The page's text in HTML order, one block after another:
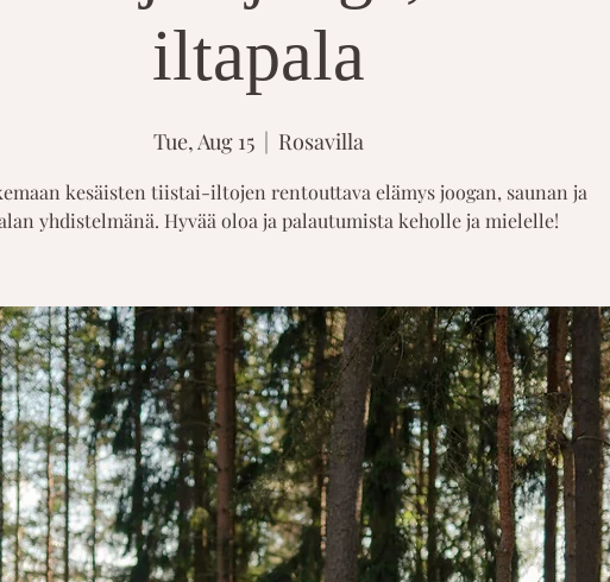
iltapala
Tue, Aug 15
  |
Rosavilla
kesäisten tiistai-iltojen rentouttava elämys joogan, saunan ja
yhdistelmänä. Hyvää oloa ja palautumista keholle ja mielelle!